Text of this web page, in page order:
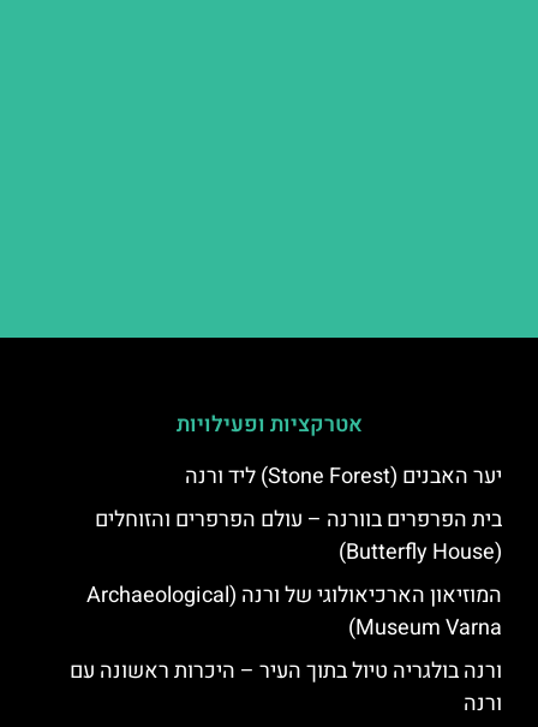
אטרקציות ופעילויות
יער האבנים (Stone Forest) ליד ורנה
בית הפרפרים בוורנה – עולם הפרפרים והזוחלים
(Butterfly House)
המוזיאון הארכיאולוגי של ורנה (Archaeological
Museum Varna)
ורנה בולגריה טיול בתוך העיר – היכרות ראשונה עם
ורנה